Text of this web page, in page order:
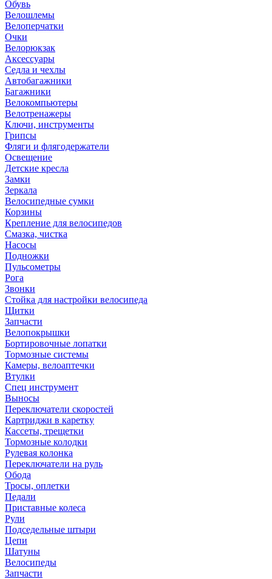
Обувь
Велошлемы
Велоперчатки
Очки
Велорюкзак
Аксессуары
Седла и чехлы
Автобагажники
Багажники
Велокомпьютеры
Велотренажеры
Ключи, инструменты
Грипсы
Фляги и флягодержатели
Освещение
Детские кресла
Замки
Зеркала
Велосипедные сумки
Корзины
Крепление для велосипедов
Смазка, чистка
Насосы
Подножки
Пульсометры
Рога
Звонки
Стойка для настройки велосипеда
Щитки
Запчасти
Велопокрышки
Бортировочные лопатки
Тормозные системы
Камеры, велоаптечки
Втулки
Спец инструмент
Выносы
Переключатели скоростей
Картриджи в каретку
Кассеты, трещетки
Тормозные колодки
Рулевая колонка
Переключатели на руль
Обода
Тросы, оплетки
Педали
Приставные колеса
Рули
Подседельные штыри
Цепи
Шатуны
Велосипеды
Запчасти